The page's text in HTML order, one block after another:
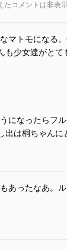
コメントは非表
マトモになる。
も少女達がとて
になったらフ
出は桐ちゃん
あったなあ。